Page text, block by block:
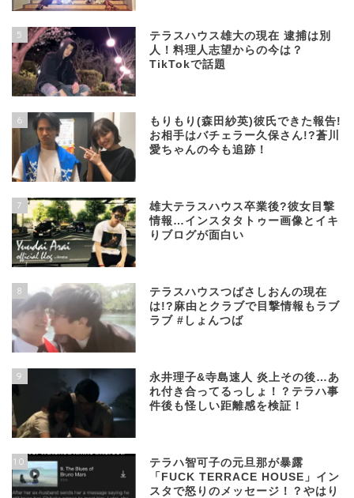
5
テラスハウス雄大の現在 逮捕は別
人！料理人志望からの今は？
TikTokで話題
6
もりもり(森田紗英)彼氏できた報告!
お相手はバチェラー久保さん!?蒼川
愛ちゃんの今も追跡！
7
雄大テラスハウス卒業後?彼女目撃
情報…インスタタトゥー画像とイキ
りブログが面白い
8
テラスハウスつばさしおんの現在
は!?麻由とクラブで目撃情報もラブ
ラブ #しょんつば
9
永井理子&寺島速人 炎上その後…あ
れ付き合ってるっしょ！？テラハ事
件後も怪しい距離感を検証！
10
テラハ智可子の元旦那が暴露
「FUCK TERRACE HOUSE」イン
スタで怒りのメッセージ！？やはり